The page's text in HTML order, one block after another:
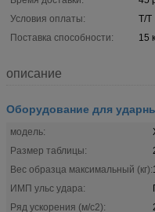
Условия оплаты:
T/T
Поставка способности:
15
описание
Оборудование для
модель:
Размер таблицы:
Вес образца максимальный (кг):
ИМП ульс удара:
Ряд ускорения (м/с2):